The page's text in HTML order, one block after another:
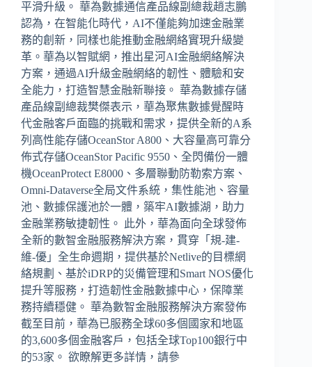
平滑升級。 華為數據通信產品線副總裁趙志鵬
認為，在智能化時代，AI不僅能夠加速金融業
務的創新，同樣也能推動金融網絡實現升級變
革。華為以智賦網，推出星河AI金融網絡解決
方案，通過AI升級金融網絡的韌性、體驗和安
全能力，打造智慧金融新聯接。 華為數據存儲
產品線副總裁樊傑表示，華為聚焦數據覺醒時
代金融客戶面臨的挑戰和需求，提供全新的A系
列高性能存儲OceanStor A800、大容量高可靠分
佈式存儲OceanStor Pacific 9550、全閃備份一體
機OceanProtect E8000、多層聯動防勒索方案、
Omni-Dataverse全局文件系統，集性能池、容量
池、數據保護池於一體，築牢AI數據湖，助力
金融業務敏捷韌性。 此外，華為面向全球發佈
全新的數智金融服務解決方案，貫穿「規-建-
維-優」全生命週期，提供基於Netlive的目標網
絡規劃、基於iDRP的災備管理和Smart NOS優化
提升等服務，打造韌性金融數據中心，保障業
務持續穩健。 華為數智金融服務解決方案發佈
截至目前，華為已服務全球60多個國家和地區
的3,600多個金融客戶，包括全球Top100銀行中
的53家。 欲瞭解更多詳情，請參